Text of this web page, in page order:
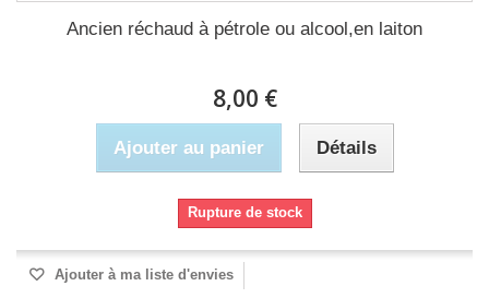
Ancien réchaud à pétrole ou alcool,en laiton
8,00 €
Ajouter au panier Détails
Rupture de stock
Ajouter à ma liste d'envies